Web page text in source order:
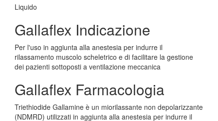
Liquido
Gallaflex Indicazione
Per l'uso in aggiunta alla anestesia per indurre il
rilassamento muscolo scheletrico e di facilitare la gestione
dei pazienti sottoposti a ventilazione meccanica
Gallaflex Farmacologia
Triethiodide Gallamine è un miorilassante non depolarizzante
(NDMRD) utilizzati in aggiunta alla anestesia per indurre il